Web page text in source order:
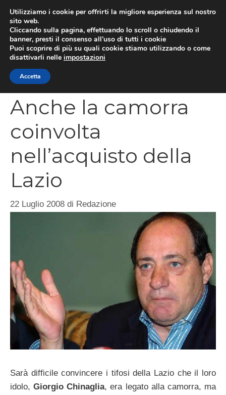
contenuto
Anche la camorra
coinvolta
nell’acquisto della
Lazio
22 Luglio 2008 di Redazione
Sarà difficile convincere i tifosi della Lazio che il loro
idolo,Giorgio Chinaglia, era legato alla camorra, ma
Utilizziamo i cookie per offrirti la migliore esperienza sul nostro
sito web.
Cliccando sulla pagina, effettuando lo scroll o chiudendo il
banner, presti il consenso all’uso di tutti i cookie
Puoi scoprire di più su quali cookie stiamo utilizzando o come
disattivarli nelle impostazioni
Accetta